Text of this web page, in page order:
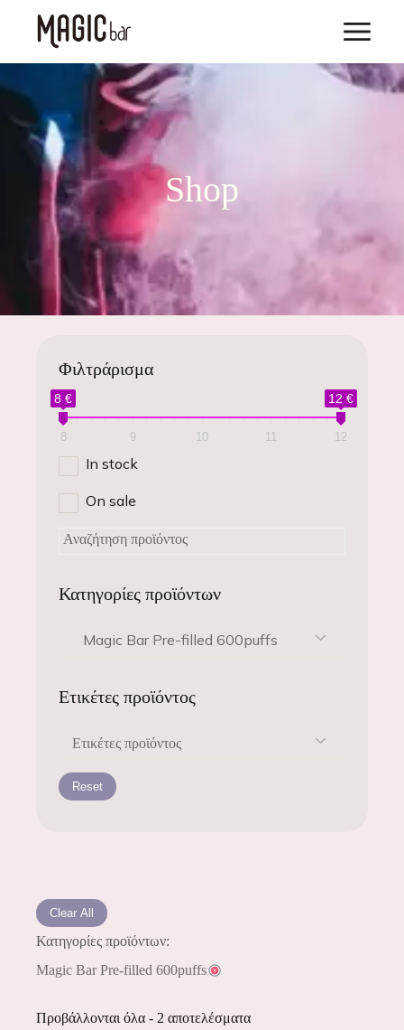
Shop
Clear All
Κατηγορίες προϊόντων:
Magic Bar Pre-filled 600puffs
Προβάλλονται όλα - 2 αποτελέσματα
Φιλτράρισμα
8 € 12 €
8 9 10 11 12
In stock
On sale
Κατηγορίες προϊόντων
Magic Bar Pre-filled 600puffs
Ετικέτες προϊόντος
Ετικέτες προϊόντος
Reset